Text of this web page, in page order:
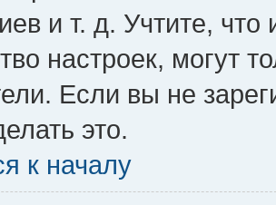
и т. д. Учтите, что
настроек, могут
Если вы не
это.
к началу